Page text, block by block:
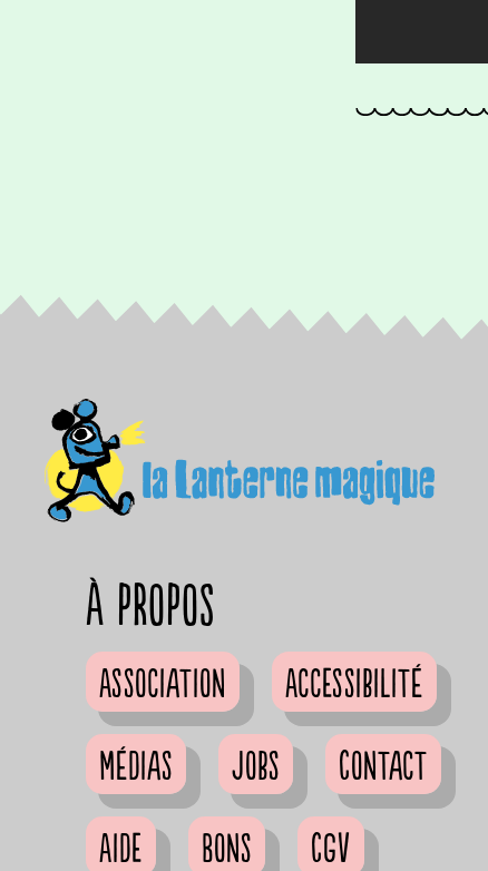
à propos
Association
Accessibilité
Médias
Jobs
Contact
Aide
Bons CGV